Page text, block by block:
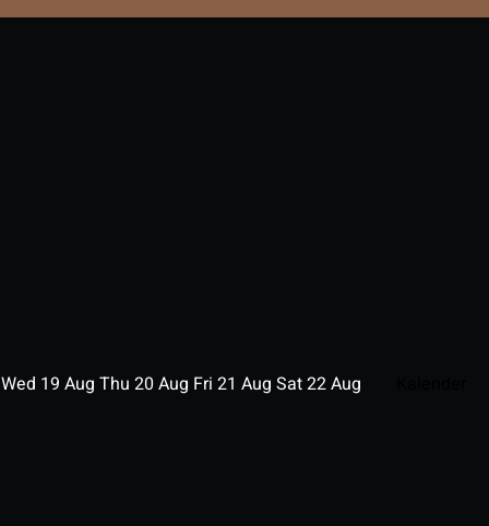
Wed 19 Aug Thu 20 Aug Fri 21 Aug Sat22Aug